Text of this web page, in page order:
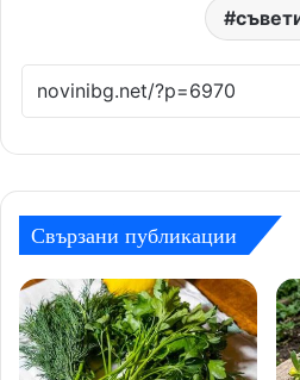
Свързани публикации